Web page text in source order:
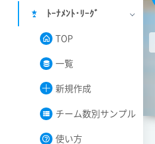
ﾄｰﾅﾒﾝﾄ･ﾘｰｸﾞ
TOP
一覧
新規作成
チーム数別サンプル
使い方